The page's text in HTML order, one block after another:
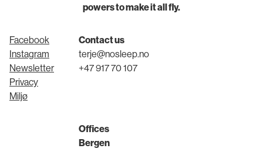
powers to make it all fly.
Contact us
terje@nosleep.no
+47 917 70 107
Offices
Bergen
Facebook
Instagram
Newsletter
Privacy
Miljø